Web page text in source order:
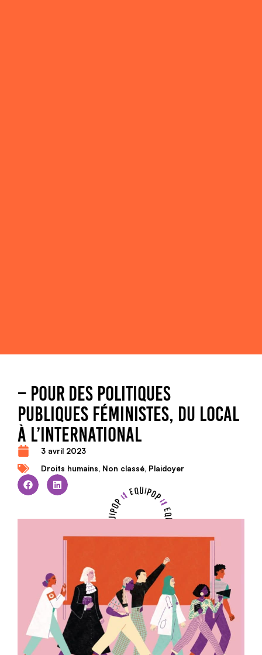
– POUR DES POLITIQUES
PUBLIQUES FÉMINISTES, DU LOCAL
À L’INTERNATIONAL
3 avril 2023
Droits humains, Non classé, Plaidoyer